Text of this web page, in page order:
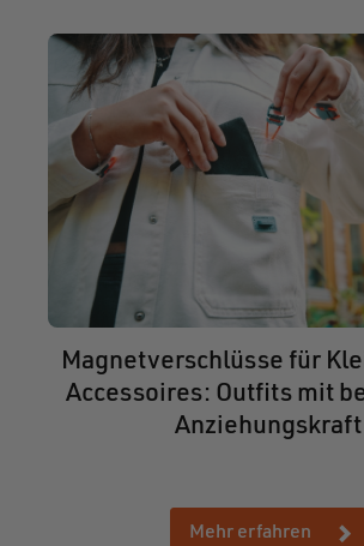
Magnetverschlüsse für
Accessoires: Outfits mit
Anziehungskraft
Mehr erfahren